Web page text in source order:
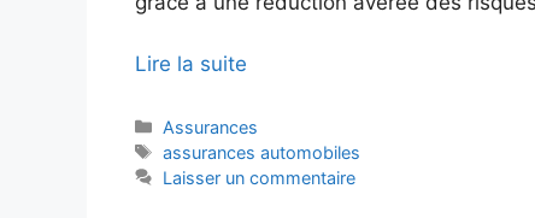
Lire la suite
Catégories
Assurances
Étiquettes
assurances automobiles
Laisser un commentaire